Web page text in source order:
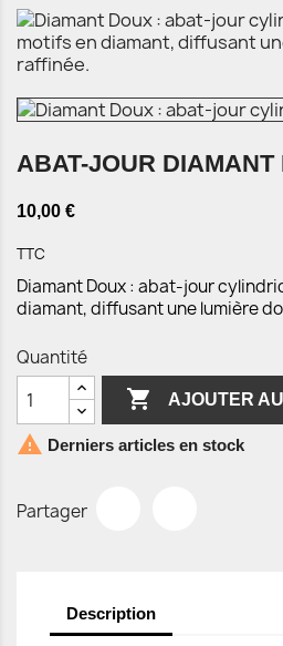
ABAT-JOUR DIAMANT
10,00 €
TTC
Diamant Doux : abat-jour
diamant, diffusant une lumière
Quantité
 AJOUTER
 Derniers articles en stock
Partager
Description